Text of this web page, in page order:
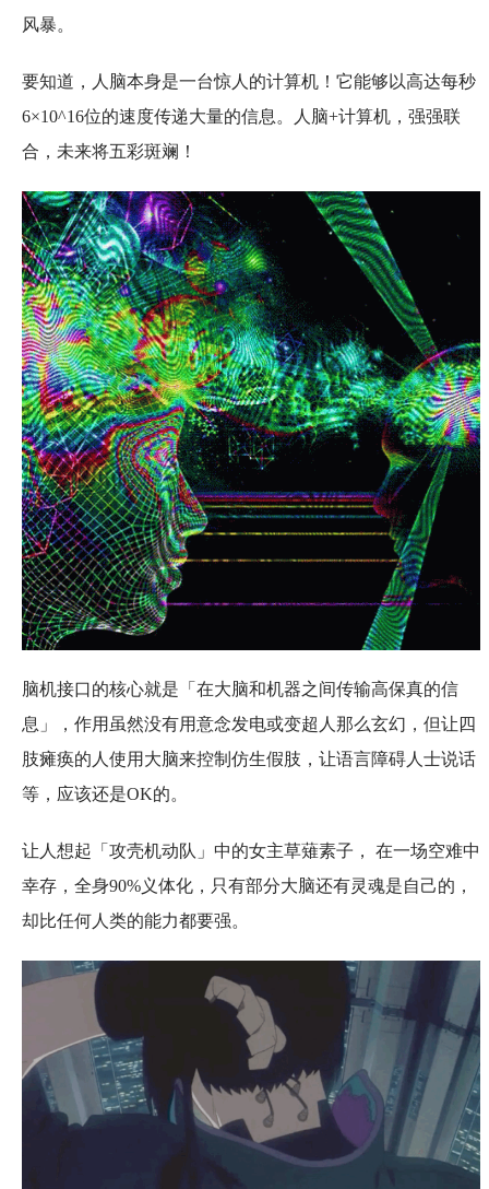
风暴。
要知道，人脑本身是一台惊人的计算机！它能够以高达每秒
6×10^16位的速度传递大量的信息。人脑+计算机，强强联
合，未来将五彩斑斓！
脑机接口的核心就是「在大脑和机器之间传输高保真的信
息」，作用虽然没有用意念发电或变超人那么玄幻，但让四
肢瘫痪的人使用大脑来控制仿生假肢，让语言障碍人士说话
等，应该还是OK的。
让人想起「攻壳机动队」中的女主草薙素子， 在一场空难中
幸存，全身90%义体化，只有部分大脑还有灵魂是自己的，
却比任何人类的能力都要强。